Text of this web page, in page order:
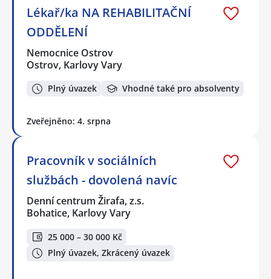
Lékař/ka NA REHABILITAČNÍ
ODDĚLENÍ
Nemocnice Ostrov
Ostrov, Karlovy Vary
Plný úvazek Vhodné také pro absolventy
Zveřejněno: 4. srpna
Pracovník v sociálních
službách - dovolená navíc
Denní centrum Žirafa, z.s.
Bohatice, Karlovy Vary
25 000 – 30 000 Kč
Plný úvazek, Zkrácený úvazek